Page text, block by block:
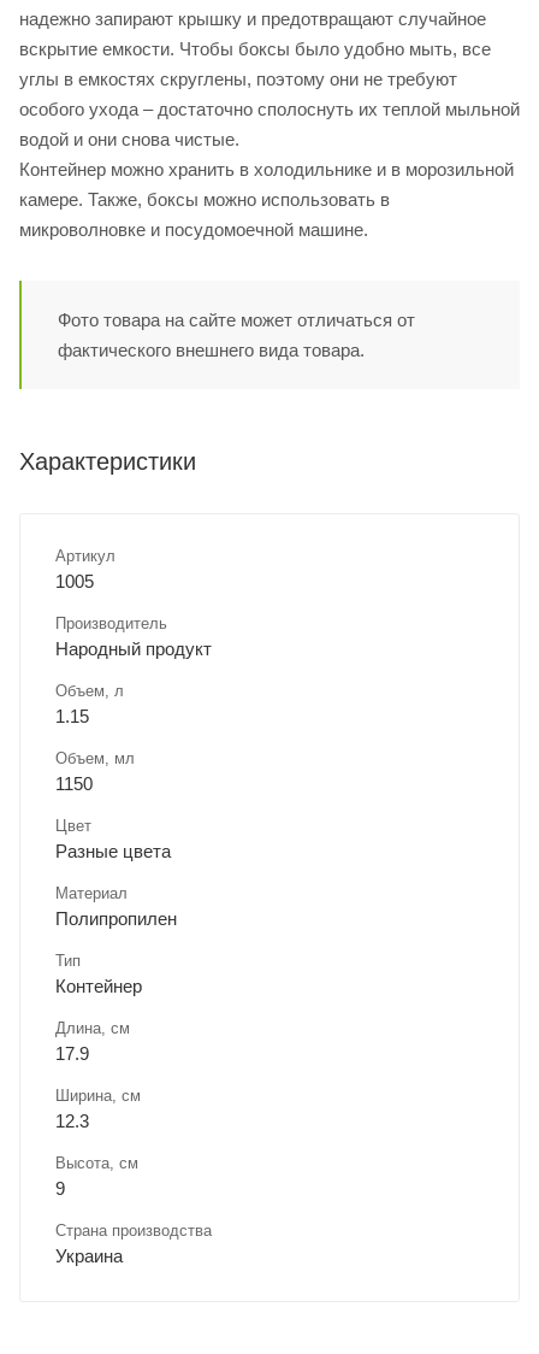
надежно запирают крышку и предотвращают случайное
вскрытие емкости. Чтобы боксы было удобно мыть, все
углы в емкостях скруглены, поэтому они не требуют
особого ухода – достаточно сполоснуть их теплой мыльной
водой и они снова чистые.
Контейнер можно хранить в холодильнике и в морозильной
камере. Также, боксы можно использовать в
микроволновке и посудомоечной машине.
Фото товара на сайте может отличаться от
фактического внешнего вида товара.
Характеристики
Артикул
1005
Производитель
Народный продукт
Объем, л
1.15
Объем, мл
1150
Цвет
Разные цвета
Материал
Полипропилен
Тип
Контейнер
Длина, cм
17.9
Ширина, cм
12.3
Высота, см
9
Страна производства
Украина